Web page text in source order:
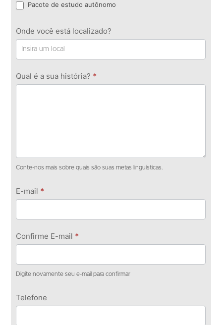
Pacote de estudo autônomo
Onde você está localizado?
Qual é a sua história? *
Conte-nos mais sobre quais são suas metas linguísticas.
E-mail *
Confirme E-mail *
Digite novamente seu e-mail para confirmar
Telefone